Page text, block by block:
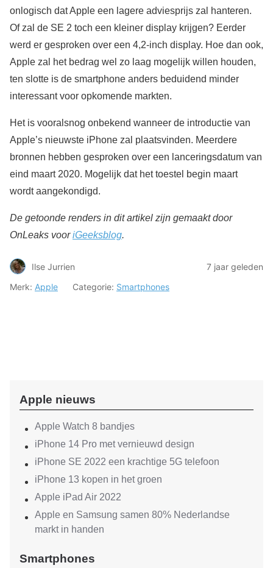
onlogisch dat Apple een lagere adviesprijs zal hanteren.
Of zal de SE 2 toch een kleiner display krijgen? Eerder
werd er gesproken over een 4,2-inch display. Hoe dan ook,
Apple zal het bedrag wel zo laag mogelijk willen houden,
ten slotte is de smartphone anders beduidend minder
interessant voor opkomende markten.
Het is vooralsnog onbekend wanneer de introductie van
Apple’s nieuwste iPhone zal plaatsvinden. Meerdere
bronnen hebben gesproken over een lanceringsdatum van
eind maart 2020. Mogelijk dat het toestel begin maart
wordt aangekondigd.
De getoonde renders in dit artikel zijn gemaakt door
OnLeaks vooriGeeksblog.
Ilse Jurrien
7 jaar geleden
Merk: Apple Categorie: Smartphones
Apple nieuws
Apple Watch 8 bandjes
iPhone 14 Pro met vernieuwd design
iPhone SE 2022 een krachtige 5G telefoon
iPhone 13 kopen in het groen
Apple iPad Air 2022
Apple en Samsung samen 80% Nederlandse
markt in handen
Smartphones